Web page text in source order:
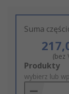
Suma
(bez
Add
to
Basket
Produkty
wybierz lub